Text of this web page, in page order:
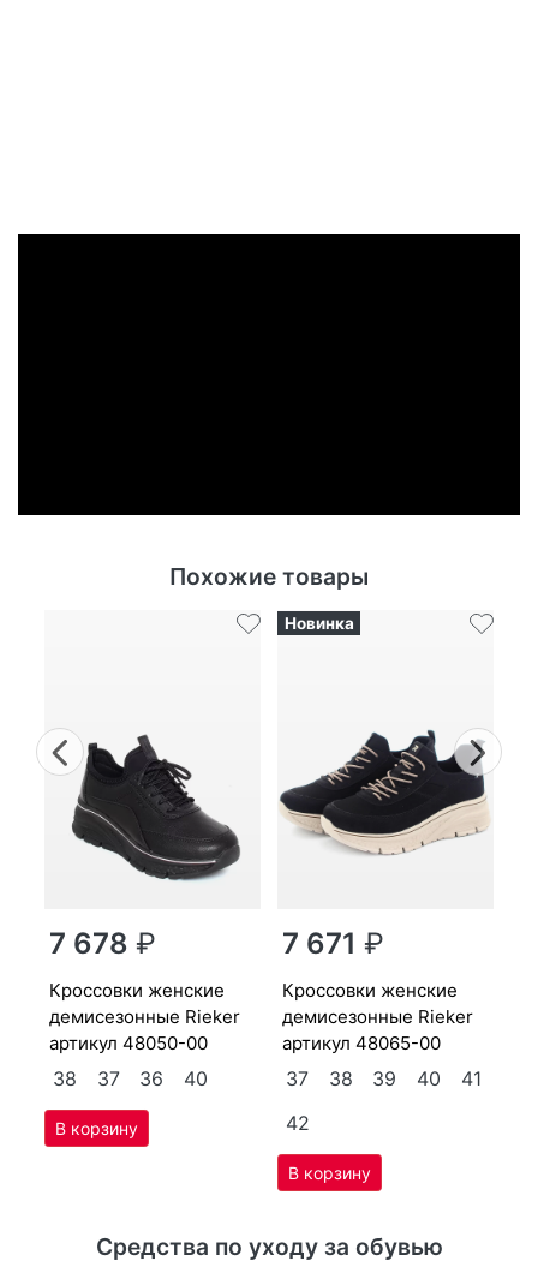
Похожие товары
Previous
7 678₽
крос­совки женс­кие
де­мисе­зон­ные Ri­eker
артикул48050-00
38 37 36 40
Новинка
7 671₽
крос­совки женс­кие
де­мисе­зон­ные Ri­eker
артикул48065-00
37 38 39 40
41
42
Средства по уходу за обувью